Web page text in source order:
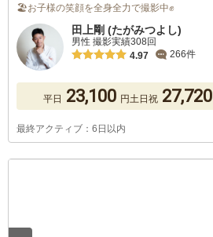
🏖お子様の笑顔を全身全力で撮影中✊
田上剛 (たがみつよし)
男性 撮影実績308回
4.97
266件
平日 23,100 円土日祝 27,720
最終アクティブ：6日以内